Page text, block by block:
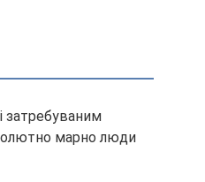
затребуваним
марно люди